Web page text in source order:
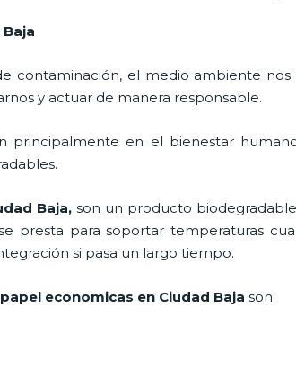
contaminación, el medio ambiente
y actuar de manera responsable.
principalmente en el bienestar
Baja, son un producto
presta para soportar temperaturas
si pasa un largo tiempo.
economicas en Ciudad Baja son: